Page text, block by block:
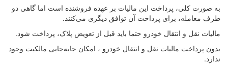
به صورت کلی، پرداخت این مالیات بر عهده فروشنده است اما گاهی دو
طرف معامله، برای پرداخت آن توافق دیگری می‌کنند.
مالیات نقل و انتقال خودرو حتما باید قبل از تعویض پلاک، پرداخت شود.
بدون پرداخت مالیات نقل و انتقال خودرو ، امکان جابه‌جایی مالکیت وجود
ندارد.